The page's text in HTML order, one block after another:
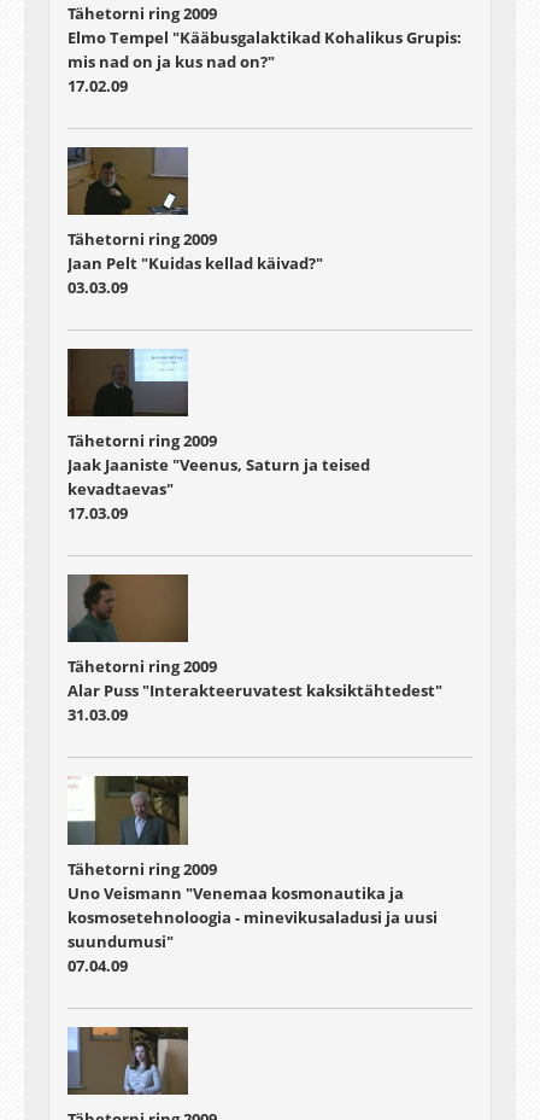
Tähetorni ring 2009
Elmo Tempel "Kääbusgalaktikad Kohalikus Grupis:
mis nad on ja kus nad on?"
17.02.09
Tähetorni ring 2009
Jaan Pelt "Kuidas kellad käivad?"
03.03.09
Tähetorni ring 2009
Jaak Jaaniste "Veenus, Saturn ja teised
kevadtaevas"
17.03.09
Tähetorni ring 2009
Alar Puss "Interakteeruvatest kaksiktähtedest"
31.03.09
Tähetorni ring 2009
Uno Veismann "Venemaa kosmonautika ja
kosmosetehnoloogia - minevikusaladusi ja uusi
suundumusi"
07.04.09